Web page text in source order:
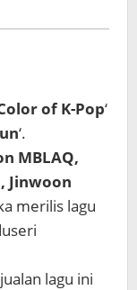
of K-Pop‘
‘.
MBLAQ,
Jinwoon
merilis lagu
lagu ini